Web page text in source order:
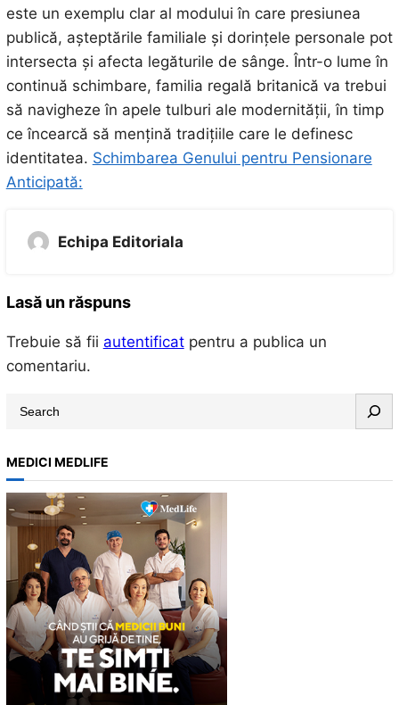
este un exemplu clar al modului în care presiunea
publică, așteptările familiale și dorințele personale pot
intersecta și afecta legăturile de sânge. Într-o lume în
continuă schimbare, familia regală britanică va trebui
să navigheze în apele tulburi ale modernității, în timp
ce încearcă să mențină tradițiile care le definesc
identitatea. Schimbarea Genului pentru Pensionare
Anticipată:
Echipa Editoriala
Lasă un răspuns
Trebuie să fii autentificatpentru a publica un
comentariu.
a
r
c
h
MEDICI MEDLIFE